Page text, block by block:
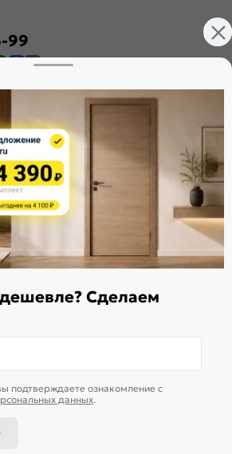
₽ Купить в 1 клик
99
169.RU
данных
Сделаем
подтверждаете ознакомление c
данных.